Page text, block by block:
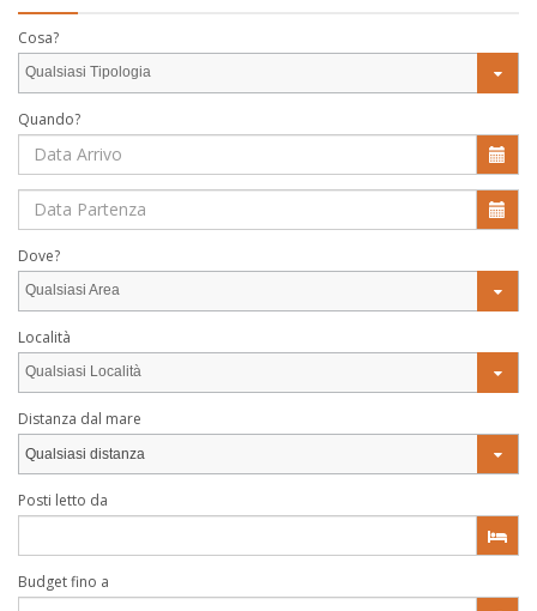
Cosa?
Qualsiasi Tipologia
Quando?
Dove?
Qualsiasi Area
Località
Qualsiasi Località
Distanza dal mare
Qualsiasi distanza
Posti letto da
Budget fino a